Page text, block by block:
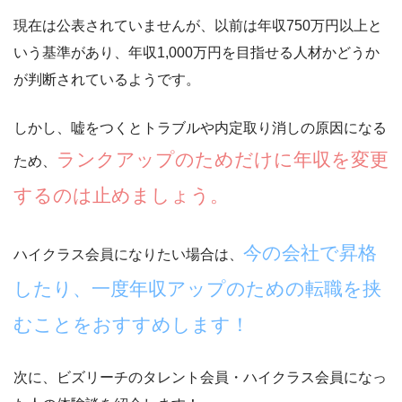
現在は公表されていませんが、
以前は年収750万円以上と
いう基準があり、年収1,000万円を目指せる人材かどうか
が判断されているようです。
しかし、嘘をつくとトラブルや内定取り消しの原因になる
ため、
ランクアップのためだけに年収を変更
するのは止めましょう。
ハイクラス会員になりたい場合は、 今の会社で昇格
したり、一度年収アップのための転職を挟
むことをおすすめします！
次に、ビズリーチのタレント会員・ハイクラス会員になっ